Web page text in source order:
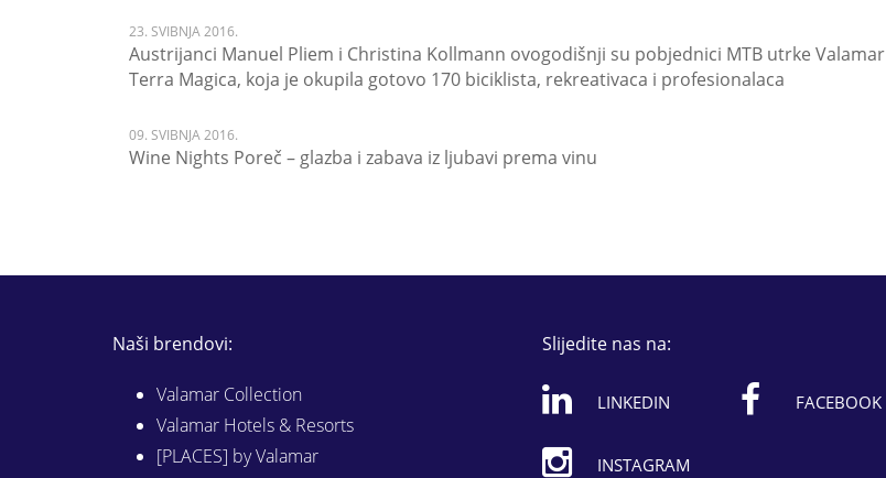
23. SVIBNJA 2016.
Austrijanci Manuel Pliem i Christina Kollmann ovogodišnji su pobjednici MTB utrke Valamar
Terra Magica, koja je okupila gotovo 170 biciklista, rekreativaca i profesionalaca
09. SVIBNJA 2016.
Wine Nights Poreč – glazba i zabava iz ljubavi prema vinu
Naši brendovi:
Valamar Collection
Valamar Hotels & Resorts
[PLACES] by Valamar
Slijedite nas na:
LINKEDIN FACEBOOK
INSTAGRAM